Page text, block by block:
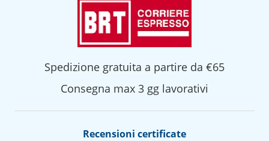
Spedizione gratuita a partire da €65
Consegna max 3 gg lavorativi
Recensioni certificate